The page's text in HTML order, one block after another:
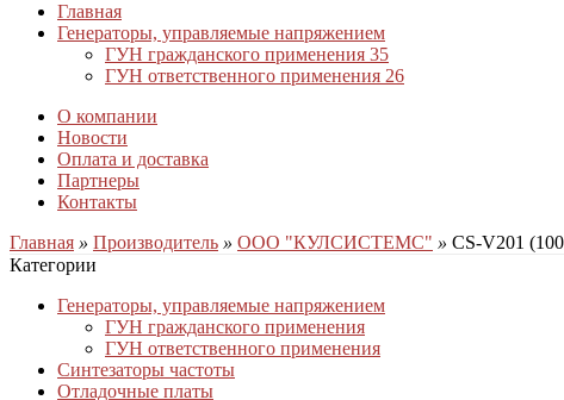
Главная
Генераторы, управляемые напряжением
ГУН гражданского применения 35
ГУН ответственного применения 26
О компании
Новости
Оплата и доставка
Партнеры
Контакты
Главная » Производитель » ООО "КУЛСИСТЕМС" » CS-V201
Категории
Генераторы, управляемые напряжением
ГУН гражданского применения
ГУН ответственного применения
Синтезаторы частоты
Отладочные платы